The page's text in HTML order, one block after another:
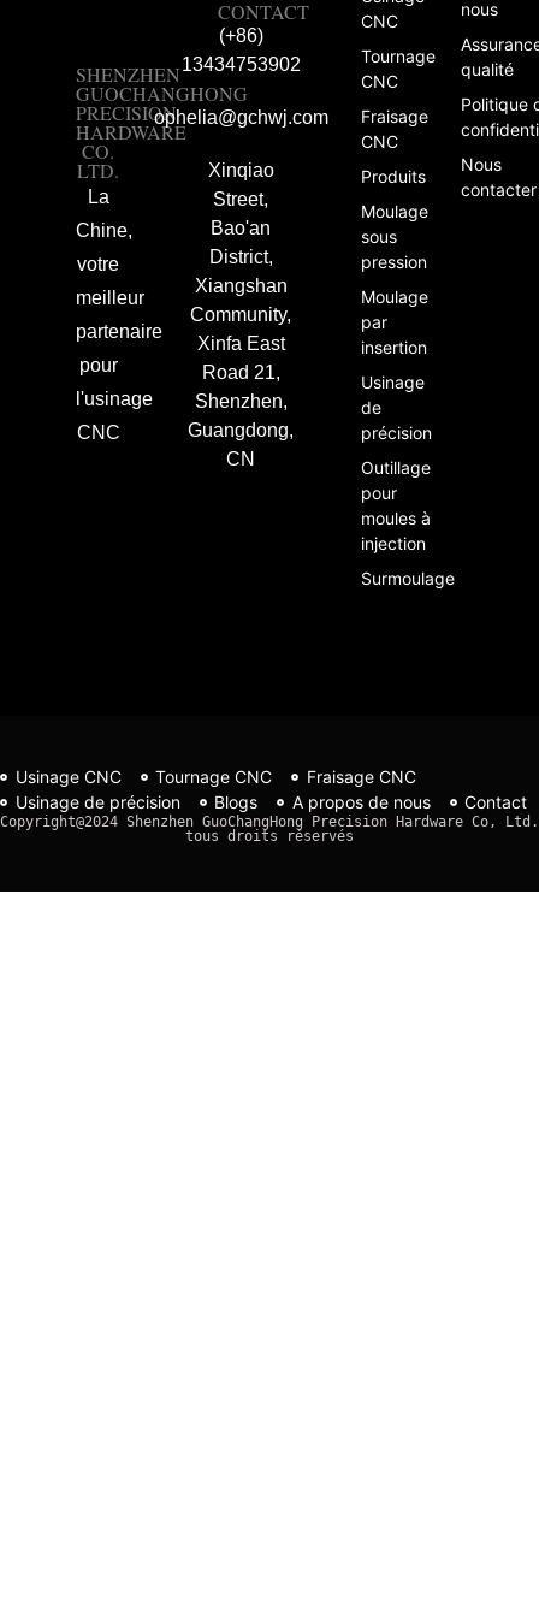
SHENZHEN
GUOCHANGHONG
PRECISION
HARDWARE
CO.
LTD.
La
Chine,
votre
meilleur
partenaire
pour
l'usinage
CNC
CONTACT
(+86)
13434753902
ophelia@gchwj.com
Xinqiao
Street,
Bao'an
District,
Xiangshan
Community,
Xinfa East
Road 21,
Shenzhen,
Guangdong,
CN
CNC
Tournage
CNC
Fraisage
CNC
Produits
Moulage
sous
pression
Moulage
par
insertion
Usinage
de
précision
Outillage
pour
moules à
injection
Surmoulage
nous
qualité
Politique
Nous
contacter
Usinage CNC Tournage CNC
Fraisage CNC
Usinage de précision
Blogs A propos de nous Contact
Copyright@2024 Shenzhen GuoChangHong Precision Hardware Co, Ltd.
tous droits réservés